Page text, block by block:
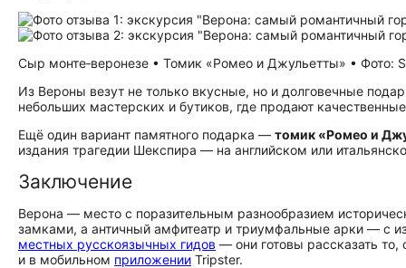
Сыр монте‑веронезе • Томик «Ромео и Джульетты» • Фото:
Из Вероны везут не только вкусные, но и долговечные
небольших мастерских и бутиков, где продают
Ещё один вариант памятного подарка — томик «Ромео и
издания трагедии Шекспира — на английском или
Заключение
Верона — место с поразительным разнообразием
замками, а античный амфитеатр и триумфальные арки — с
местных русскоязычных гидов — они готовы рассказать
и в мобильном приложении Tripster.